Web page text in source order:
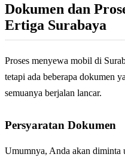
Dokumen dan
Ertiga Surabaya
Proses menyewa mobil di
tetapi ada beberapa dokumen
semuanya berjalan lancar.
Persyaratan Dokumen
Umumnya, Anda akan diminta